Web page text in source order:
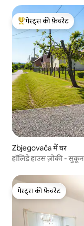
गेस्ट्स का टॉप फ़ेवरेट
गेस्ट्स की फ़ेवरेट
Zbjegovača में घर
हॉलिडे हाउस ज़ोकी -
गेस्ट्स की फ़ेवरेट
गेस्ट्स की फ़ेवरेट